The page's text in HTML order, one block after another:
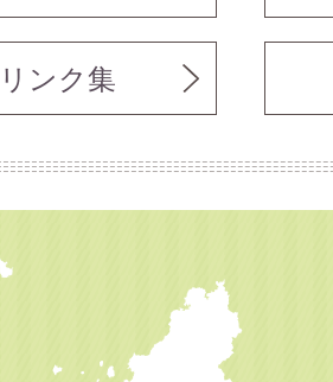
リンク集